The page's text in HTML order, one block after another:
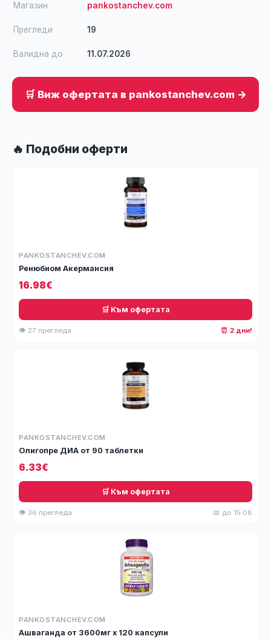
Магазин pankostanchev.com
Прегледи 19
Валидна до 11.07.2026
🛒 Виж офертата в pankostanchev.com →
🔥 Подобни оферти
PANKOSTANCHEV.COM
Ренюбиом Акермансия
16.98€
🛒 Към офертата
👁 27 прегледа ⏰ 2 дни!
PANKOSTANCHEV.COM
Олигопре ДИА от 90 таблетки
6.33€
🛒 Към офертата
👁 36 прегледа 📅 до 15.08
PANKOSTANCHEV.COM
Ашваганда от 3600мг x 120 капсули